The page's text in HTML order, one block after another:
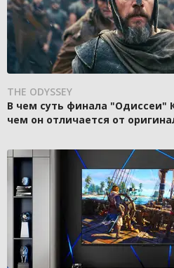
THE ODYSSEY
В чем суть финала "Одиссеи"
чем он отличается от